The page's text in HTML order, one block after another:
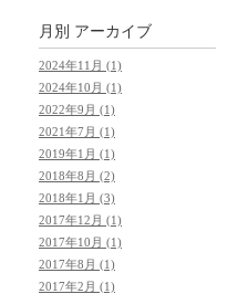
月別 アーカイブ
2024年11月 (1)
2024年10月 (1)
2022年9月 (1)
2021年7月 (1)
2019年1月 (1)
2018年8月 (2)
2018年1月 (3)
2017年12月 (1)
2017年10月 (1)
2017年8月 (1)
2017年2月 (1)